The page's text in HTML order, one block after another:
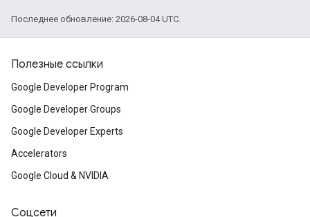
Последнее обновление: 2026-08-04 UTC.
Полезные ссылки
Google Developer Program
Google Developer Groups
Google Developer Experts
Accelerators
Google Cloud & NVIDIA
Соцсети